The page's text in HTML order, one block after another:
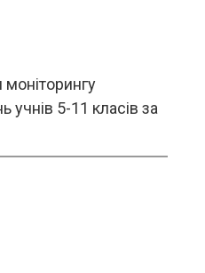
моніторингу
учнів 5-11 класів за